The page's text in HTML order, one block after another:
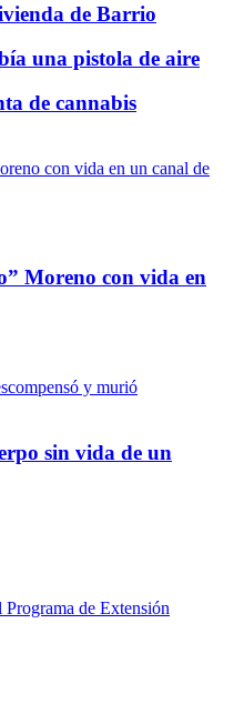
de Barrio
una pistola de aire
de cannabis
Moreno con vida en
sin vida de un